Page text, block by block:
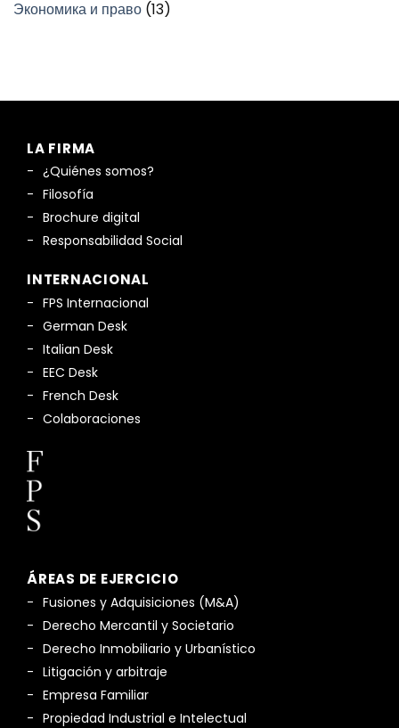
Экономика и право (13)
LA FIRMA
¿Quiénes somos?
Filosofía
Brochure digital
Responsabilidad Social
INTERNACIONAL
FPS Internacional
German Desk
Italian Desk
EEC Desk
French Desk
Colaboraciones
ÁREAS DE EJERCICIO
Fusiones y Adquisiciones (M&A)
Derecho Mercantil y Societario
Derecho Inmobiliario y Urbanístico
Litigación y arbitraje
Empresa Familiar
Propiedad Industrial e Intelectual